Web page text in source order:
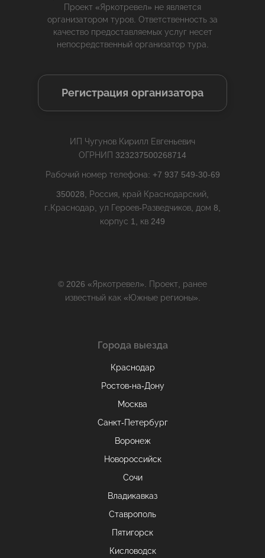
Проект «Яркотревел» не является
организатором туров. Ответственность за
качество предоставляемых услуг несет
непосредственный организатор тура.
Регистрация организатора
ИП Чугунов Кирилл Евгеньевич
ОГРНИП 323237500268714
Рабочий номер телефона: +7 937 549-30-69
350028, Россия, край Краснодарский,
г.Краснодар, ул Героев-Разведчиков, дом 8,
корпус 1, кв 249
© 2026 «Яркотревел». Проект, ранее
известный как «Южные регионы».
Города выезда
Краснодар
Ростов-на-Дону
Москва
Санкт-Петербург
Воронеж
Новороссийск
Сочи
Владикавказ
Ставрополь
Пятигорск
Кисловодск